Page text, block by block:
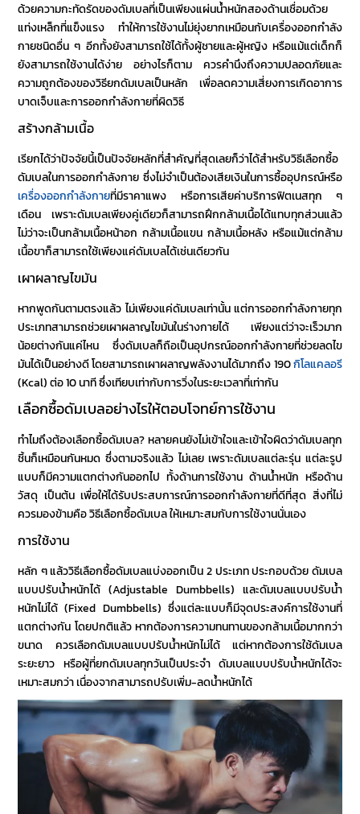
ด้วยความกะทัดรัดของดัมเบลที่เป็นเพียงแผ่นน้ำหนักสองด้านเชื่อมด้วย
แท่งเหล็กที่แข็งแรง ทำให้การใช้งานไม่ยุ่งยากเหมือนกับเครื่องออกกำลัง
กายชนิดอื่น ๆ อีกทั้งยังสามารถใช้ได้ทั้งผู้ชายและผู้หญิง หรือแม้แต่เด็กก็
ยังสามารถใช้งานได้ง่าย อย่างไรก็ตาม ควรคำนึงถึงความปลอดภัยและ
ความถูกต้องของวิธียกดัมเบลเป็นหลัก เพื่อลดความเสี่ยงการเกิดอาการ
บาดเจ็บและการออกกำลังกายที่ผิดวิธี
สร้างกล้ามเนื้อ
เรียกได้ว่าปัจจัยนี้เป็นปัจจัยหลักที่สำคัญที่สุดเลยก็ว่าได้สำหรับวิธีเลือกซื้อ
ดัมเบลในการออกกำลังกาย ซึ่งไม่จำเป็นต้องเสียเงินในการซื้ออุปกรณ์หรือ
เครื่องออกกำลังกายที่มีราคาแพง หรือการเสียค่าบริการฟิตเนสทุก ๆ
เดือน เพราะดัมเบลเพียงคู่เดียวก็สามารถฝึกกล้ามเนื้อได้แทบทุกส่วนแล้ว
ไม่ว่าจะเป็นกล้ามเนื้อหน้าอก กล้ามเนื้อแขน กล้ามเนื้อหลัง หรือแม้แต่กล้าม
เนื้อขาก็สามารถใช้เพียงแค่ดัมเบลได้เช่นเดียวกัน
เผาผลาญไขมัน
หากพูดกันตามตรงแล้ว ไม่เพียงแค่ดัมเบลเท่านั้น แต่การออกกำลังกายทุก
ประเภทสามารถช่วยเผาผลาญไขมันในร่างกายได้ เพียงแต่ว่าจะเร็วมาก
น้อยต่างกันแค่ไหน ซึ่งดัมเบลก็ถือเป็นอุปกรณ์ออกกำลังกายที่ช่วยลดไข
มันได้เป็นอย่างดี โดยสามารถเผาผลาญพลังงานได้มากถึง 190กิโลแคลอรี
(Kcal) ต่อ 10 นาที ซึ่งเทียบเท่ากับการวิ่งในระยะเวลาที่เท่ากัน
เลือกซื้อดัมเบลอย่างไรให้ตอบโจทย์การใช้งาน
ทำไมถึงต้องเลือกซื้อดัมเบล? หลายคนยังไม่เข้าใจและเข้าใจผิดว่าดัมเบลทุก
ชิ้นก็เหมือนกันหมด ซึ่งตามจริงแล้ว ไม่เลย เพราะดัมเบลแต่ละรุ่น แต่ละรูป
แบบก็มีความแตกต่างกันออกไป ทั้งด้านการใช้งาน ด้านน้ำหนัก หรือด้าน
วัสดุ เป็นต้น เพื่อให้ได้รับประสบการณ์การออกกำลังกายที่ดีที่สุด สิ่งที่ไม่
ควรมองข้ามคือวิธีเลือกซื้อดัมเบลให้เหมาะสมกับการใช้งานนั่นเอง
การใช้งาน
หลัก ๆ แล้ววิธีเลือกซื้อดัมเบลแบ่งออกเป็น 2 ประเภท ประกอบด้วยดัมเบล
แบบปรับน้ำหนักได้ (Adjustable Dumbbells) และดัมเบลแบบปรับน้ำ
หนักไม่ได้ (Fixed Dumbbells) ซึ่งแต่ละแบบก็มีจุดประสงค์การใช้งานที่
แตกต่างกัน โดยปกติแล้ว หากต้องการความทนทานของกล้ามเนื้อมากกว่า
ขนาด ควรเลือกดัมเบลแบบปรับน้ำหนักไม่ได้ แต่หากต้องการใช้ดัมเบล
ระยะยาว หรือผู้ที่ยกดัมเบลทุกวันเป็นประจำ ดัมเบลแบบปรับน้ำหนักได้จะ
เหมาะสมกว่า เนื่องจากสามารถปรับเพิ่ม-ลดน้ำหนักได้